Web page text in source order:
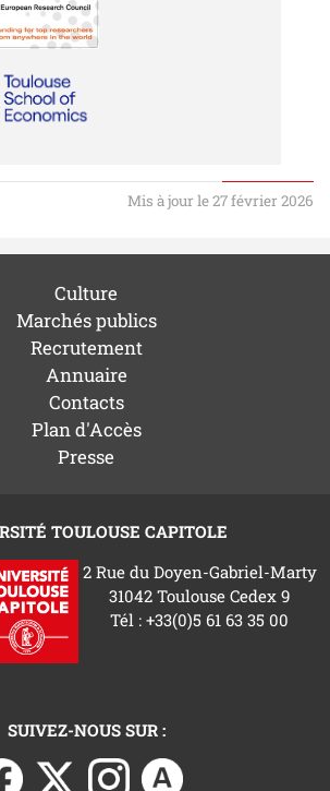
Mis à jour le 27 février 2026
Culture
Marchés publics
Recrutement
Annuaire
Contacts
Plan d'Accès
Presse
TOULOUSE CAPITOLE
2 Rue du Doyen-Gabriel-Marty
31042 Toulouse Cedex 9
Tél : +33(0)5 61 63 35 00
SUIVEZ-NOUS SUR :